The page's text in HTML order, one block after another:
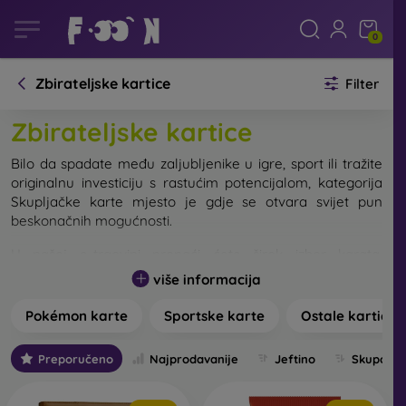
0
Zbirateljske kartice Filter
Zbirateljske kartice
Bilo da spadate među zaljubljenike u igre, sport ili tražite
originalnu investiciju s rastućim potencijalom, kategorija
Skupljačke karte mjesto je gdje se otvara svijet pun
beskonačnih mogućnosti.
podijeljen u tri glavne sekcije: Pokémon karte, sportske
karte i ostale skupljačke karte.
Pokémon karte– energija,
strategija i zbirateljska vrijednost
Pokémon karte iznimno su popularne među skupljačima i
igračima. Idealne su ne samo za nadopunjavanje zbirki,
više informacija
Pokémon karte Sportske karte Ostale kartice
Preporučeno Najprodavanije Jeftino Skupo